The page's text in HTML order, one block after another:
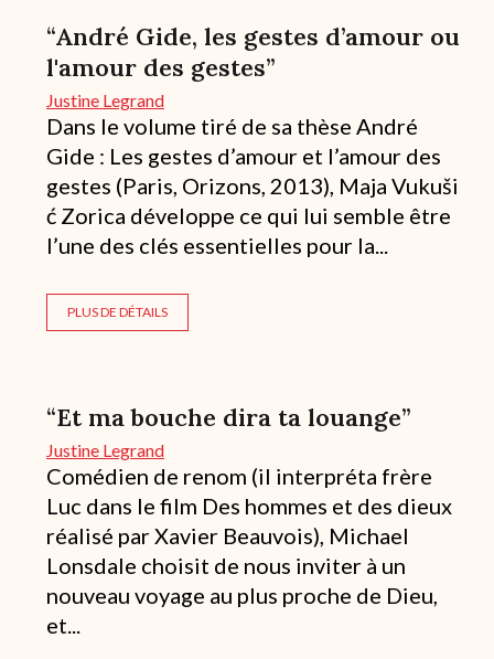
“André Gide, les gestes d’amour ou
l'amour des gestes”
Justine Legrand
Dans le volume tiré de sa thèse André
Gide : Les gestes d’amour et l’amour des
gestes (Paris, Orizons, 2013), Maja Vukuši
ć Zorica développe ce qui lui semble être
l’une des clés essentielles pour la...
PLUS DE DÉTAILS
“Et ma bouche dira ta louange”
Justine Legrand
Comédien de renom (il interpréta frère
Luc dans le film Des hommes et des dieux
réalisé par Xavier Beauvois), Michael
Lonsdale choisit de nous inviter à un
nouveau voyage au plus proche de Dieu,
et...